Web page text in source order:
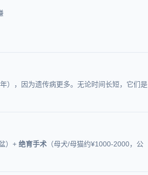
），因为遗传病更多。无论时间长短，它们是
）+ 绝育手术 （母犬/母猫约¥1000-2000，公